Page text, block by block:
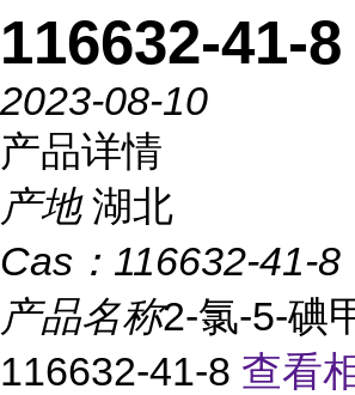
116632-41-8
2023-08-10
产品详情
产地 湖北
Cas： 116632-41-8
产品名称2-氯-5-碘
116632-41-8 查看